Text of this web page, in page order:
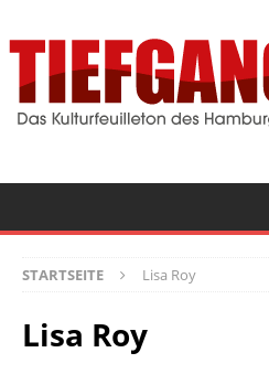
STARTSEITE Lisa Roy
Lisa Roy